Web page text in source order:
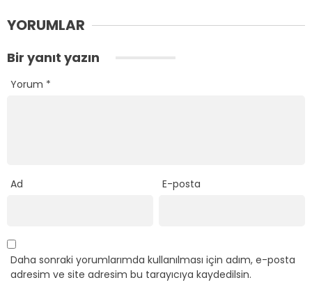
YORUMLAR
Bir yanıt yazın
Yorum *
Ad E-posta
Daha sonraki yorumlarımda kullanılması için adım, e-posta
adresim ve site adresim bu tarayıcıya kaydedilsin.